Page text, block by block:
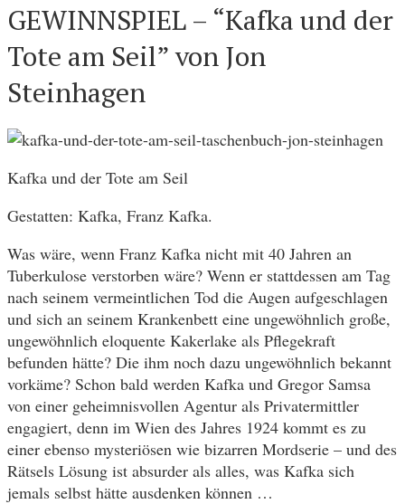
GEWINNSPIEL – “Kafka und der
Tote am Seil” von Jon
Steinhagen
Kafka und der Tote am Seil
Gestatten: Kafka, Franz Kafka.
Was wäre, wenn Franz Kafka nicht mit 40 Jahren an
Tuberkulose verstorben wäre? Wenn er stattdessen am Tag
nach seinem vermeintlichen Tod die Augen aufgeschlagen
und sich an seinem Krankenbett eine ungewöhnlich große,
ungewöhnlich eloquente Kakerlake als Pflegekraft
befunden hätte? Die ihm noch dazu ungewöhnlich bekannt
vorkäme? Schon bald werden Kafka und Gregor Samsa
von einer geheimnisvollen Agentur als Privatermittler
engagiert, denn im Wien des Jahres 1924 kommt es zu
einer ebenso mysteriösen wie bizarren Mordserie – und des
Rätsels Lösung ist absurder als alles, was Kafka sich
jemals selbst hätte ausdenken können …